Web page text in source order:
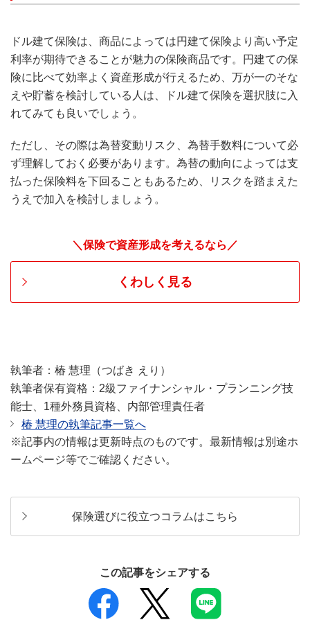
ドル建て保険は、商品によっては円建て保険より高い予定
利率が期待できることが魅力の保険商品です。円建ての保
険に比べて効率よく資産形成が行えるため、万が一のそな
えや貯蓄を検討している人は、ドル建て保険を選択肢に入
れてみても良いでしょう。
ただし、その際は為替変動リスク、為替手数料について必
ず理解しておく必要があります。為替の動向によっては支
払った保険料を下回ることもあるため、リスクを踏まえた
うえで加入を検討しましょう。
＼保険で資産形成を考えるなら／
くわしく見る
執筆者：椿 慧理（つばき えり）
執筆者保有資格：2級ファイナンシャル・プランニング技
能士、1種外務員資格、内部管理責任者
椿 慧理の執筆記事一覧へ
※記事内の情報は更新時点のものです。最新情報は別途ホ
ームページ等でご確認ください。
保険選びに役立つコラムはこちら
この記事をシェアする